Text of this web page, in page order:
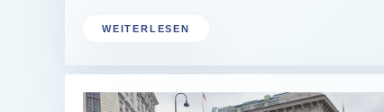
WEITERLESEN